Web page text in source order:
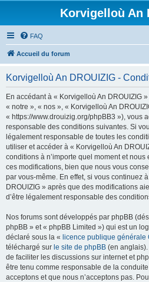
Korvigelloù An
FAQ
Accueil du forum
Korvigelloù An DROUIZIG -
En accédant à « Korvigelloù An DROUIZIG
« notre », « nos », « Korvigelloù An
« https://www.drouizig.org/phpBB3 »), vous
responsable des conditions suivantes. Si
légalement responsable de toutes les
utiliser et accéder à « Korvigelloù An
conditions à n’importe quel moment et
ces modifications, bien que nous vous
par vous-même. En effet, si vous continuez
DROUIZIG » après que des modifications
d’être légalement responsable des
Nos forums sont développés par phpBB
phpBB » et « phpBB Limited ») qui est un
déclaré sous la « licence publique générale
téléchargé sur le site de phpBB (en
de faciliter les discussions sur internet et
être tenu comme responsable de la
acceptons et que nous n’acceptons pas.